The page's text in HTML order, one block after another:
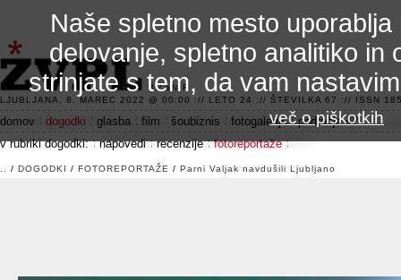
3.2 alfa R
LJUBLJANA, 8. MAREC 2022 @ 00:00 :// LETO 24 :// ŠTEVILKA 67 :// ISSN
domov dogodki glasba film šoubiznis fotogalerije
področje 42
v rubriki dogodki:
napovedi recenzije fotoreportaže
/ DOGODKI / FOTOREPORTAŽE / Parni Valjak navdušili Ljubljano
Naše spletno mesto
delovanje, spletno analitiko in
strinjate s tem, da vam
več o piškotkih